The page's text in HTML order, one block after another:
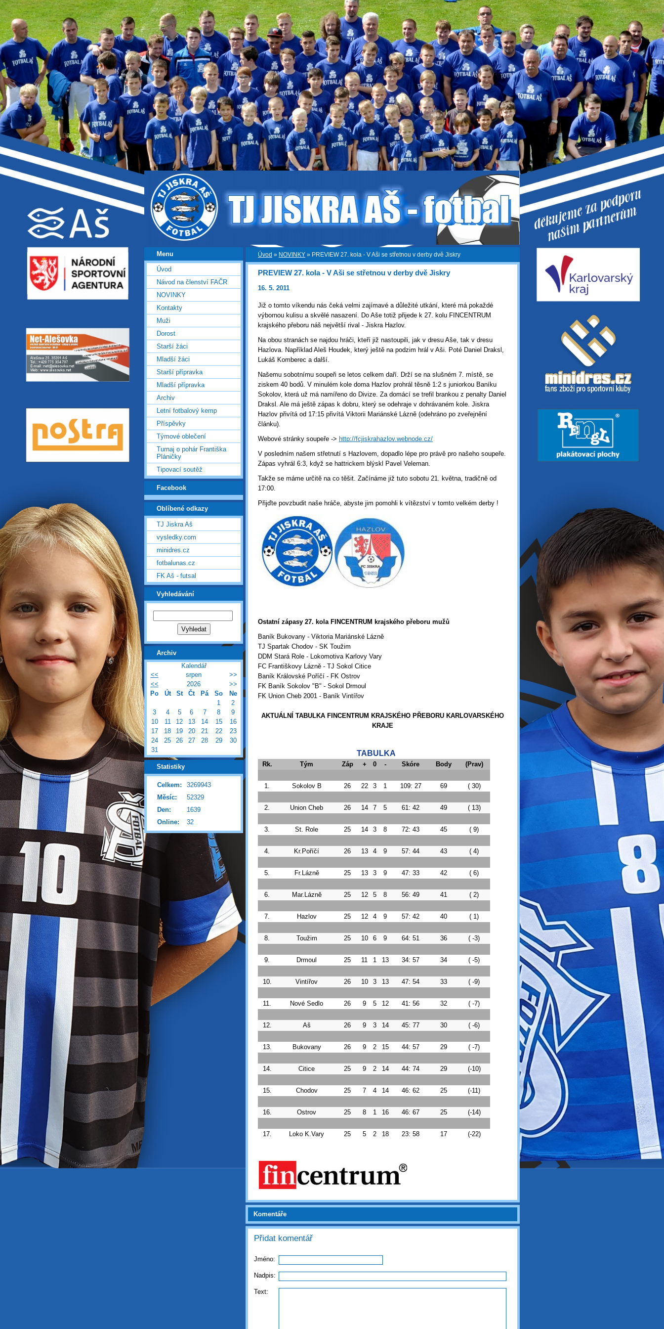
Úvod » NOVINKY » PREVIEW 27. kola - V Aši se střetnou v derby dvě Jiskry
PREVIEW 27. kola - V Aši se střetnou v derby dvě Jiskry
16. 5. 2011
Již o tomto víkendu nás čeká velmi zajímavé a důležité utkání, které má pokaždé
výbornou kulisu a skvělé nasazení. Do Aše totiž přijede k 27. kolu FINCENTRUM
krajského přeboru náš největší rival - Jiskra Hazlov.
Na obou stranách se najdou hráči, kteří již nastoupili, jak v dresu Aše, tak v dresu
Hazlova. Například Aleš Houdek, který ještě na podzim hrál v Aši. Poté Daniel Draksl,
Lukáš Komberec a další.
Našemu sobotnímu soupeři se letos celkem daří. Drží se na slušném 7. místě, se
ziskem 40 bodů. V minulém kole doma Hazlov prohrál těsně 1:2 s juniorkou Baníku
Sokolov, která už má namířeno do Divize. Za domácí se trefil brankou z penalty Daniel
Draksl. Ale má ještě zápas k dobru, který se odehraje v dohrávaném kole. Jiskra
Hazlov přivítá od 17:15 přivítá Viktorii Mariánské Lázně (odehráno po zveřejnění
článku).
Webové stránky soupeře -> http://fcjiskrahazlov.webnode.cz/
V posledním našem střetnutí s Hazlovem, dopadlo lépe pro právě pro našeho soupeře.
Zápas vyhrál 6:3, když se hattrickem blýskl Pavel Veleman.
Takže se máme určitě na co těšit. Začínáme již tuto sobotu 21. května, tradičně od
17:00.
Přijďte povzbudit naše hráče, abyste jim pomohli k vítězství v tomto velkém derby !
Ostatní zápasy 27. kola FINCENTRUM krajského přeboru mužů
Baník Bukovany - Viktoria Mariánské Lázně
TJ Spartak Chodov - SK Toužim
DDM Stará Role - Lokomotiva Karlovy Vary
FC Františkovy Lázně - TJ Sokol Citice
Baník Královské Poříčí - FK Ostrov
FK Baník Sokolov "B" - Sokol Drmoul
FK Union Cheb 2001 - Baník Vintířov
AKTUÁLNÍ TABULKA FINCENTRUM KRAJSKÉHO PŘEBORU KARLOVARSKÉHO
KRAJE
TABULKA
Rk. Tým Záp + 0 - Skóre Body (Prav)
1. Sokolov B 26 22 3 1 109: 27 69 ( 30)
2. Union Cheb 26 14 7 5 61: 42 49 ( 13)
3. St. Role 25 14 3 8 72: 43 45 ( 9)
4. Kr.Poříčí 26 13 4 9 57: 44 43 ( 4)
5. Fr.Lázně 25 13 3 9 47: 33 42 ( 6)
6. Mar.Lázně 25 12 5 8 56: 49 41 ( 2)
7. Hazlov 25 12 4 9 57: 42 40 ( 1)
8. Toužim 25 10 6 9 64: 51 36 ( -3)
9. Drmoul 25 11 1 13 34: 57 34 ( -5)
10. Vintířov 26 10 3 13 47: 54 33 ( -9)
11. Nové Sedlo 26 9 5 12 41: 56 32 ( -7)
12. Aš 26 9 3 14 45: 77 30 ( -6)
13. Bukovany 26 9 2 15 44: 57 29 ( -7)
14. Citice 25 9 2 14 44: 74 29 (-10)
15. Chodov 25 7 4 14 46: 62 25 (-11)
16. Ostrov 25 8 1 16 46: 67 25 (-14)
17. Loko K.Vary 25 5 2 18 23: 58 17 (-22)
Komentáře
Přidat komentář
Jméno:
Nadpis:
Text:
Menu
Úvod
Návod na členství FAČR
NOVINKY
Kontakty
Muži
Dorost
Starší žáci
Mladší žáci
Starší přípravka
Mladší přípravka
Archiv
Letní fotbalový kemp
Příspěvky
Týmové oblečení
Turnaj o pohár Františka
Pláničky
Tipovací soutěž
Facebook
Oblíbené odkazy
TJ Jiskra Aš
vysledky.com
minidres.cz
fotbalunas.cz
FK Aš - futsal
Vyhledávání
Archiv
Kalendář
<<
srpen
>>
<<
2026
>>
Po
Út St Čt Pá So
Ne
1
2
3
4 5 6 7 8
9
10
11 12 13 14 15
16
17
18 19 20 21 22
23
24
25 26 27 28 29
30
31
Statistiky
Online: 32
Celkem:
3269943
Měsíc:
52329
Den:
1639